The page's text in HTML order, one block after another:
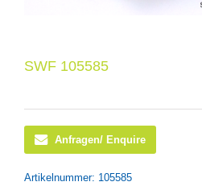
SWF 105585
Anfragen/ Enquire
Artikelnummer: 105585